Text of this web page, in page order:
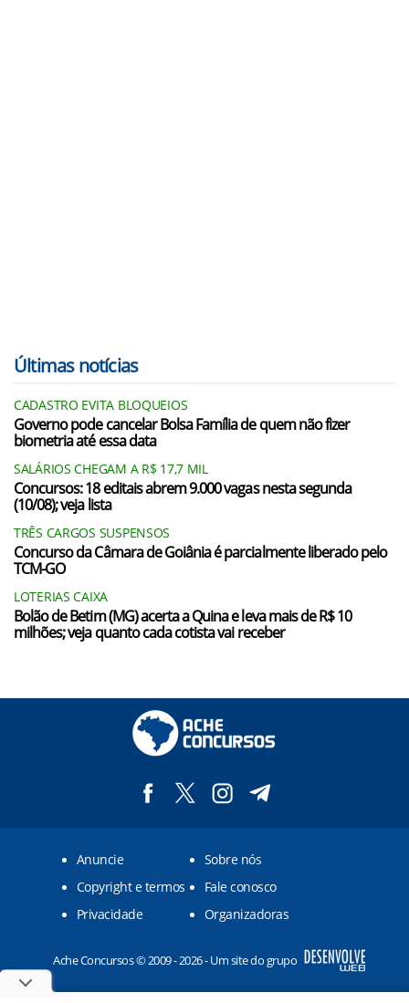
Últimas notícias
CADASTRO EVITA BLOQUEIOS
Governo pode cancelar Bolsa Família de quem não fizer
biometria até essa data
SALÁRIOS CHEGAM A R$ 17,7 MIL
Concursos: 18 editais abrem 9.000 vagas nesta segunda
(10/08); veja lista
TRÊS CARGOS SUSPENSOS
Concurso da Câmara de Goiânia é parcialmente liberado pelo
TCM-GO
LOTERIAS CAIXA
Bolão de Betim (MG) acerta a Quina e leva mais de R$ 10
milhões; veja quanto cada cotista vai receber
Anuncie
Sobre nós
Copyright e termos
Fale conosco
Privacidade
Organizadoras
Ache Concursos © 2009 - 2026 - Um site do grupo